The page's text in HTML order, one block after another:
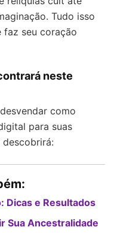
Tudo isso
faz seu coração
neste
como
para suas
descobrirá:
Dicas e Resultados
Sua Ancestralidade